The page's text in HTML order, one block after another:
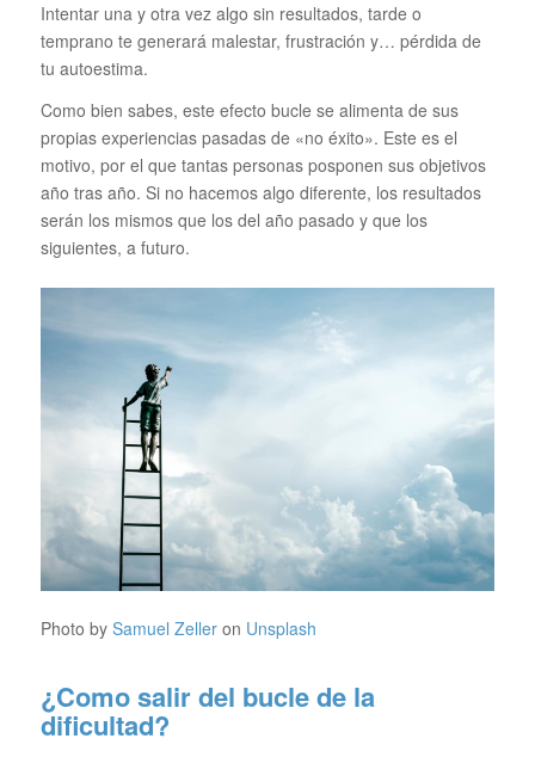
Intentar una y otra vez algo sin resultados, tarde o
temprano te generará malestar, frustración y… pérdida de
tu autoestima.
Como bien sabes, este efecto bucle se alimenta de sus
propias experiencias pasadas de «no éxito». Este es el
motivo, por el que tantas personas posponen sus objetivos
año tras año. Si no hacemos algo diferente, los resultados
serán los mismos que los del año pasado y que los
siguientes, a futuro.
Photo by Samuel Zelleron Unsplash
¿Como salir del bucle de la
dificultad?